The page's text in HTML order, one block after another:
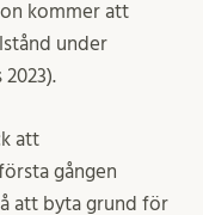
kommer att
under
att
gången
att byta grund för